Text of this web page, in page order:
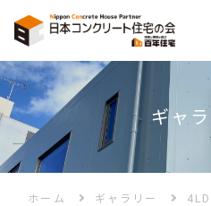
誕⽣秘話
N-WPC⼯法とは
ギャ
ホーム ギャラリー